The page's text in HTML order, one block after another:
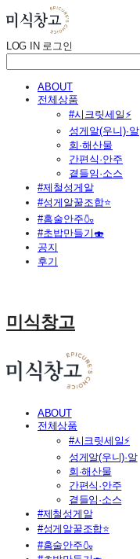
LOG IN 로그인
ABOUT
전체상품
#시크릿세일⚡
성게알(우니)·알
회·해산물
간편식·안주
곁들임·소스
#제철성게알
#성게알꿀조합⭐
#홈술안주🍶
#초밥만들기🍣
공지
후기
미식창고
ABOUT
전체상품
#시크릿세일⚡
성게알(우니)·알
회·해산물
간편식·안주
곁들임·소스
#제철성게알
#성게알꿀조합⭐
#홈술안주🍶